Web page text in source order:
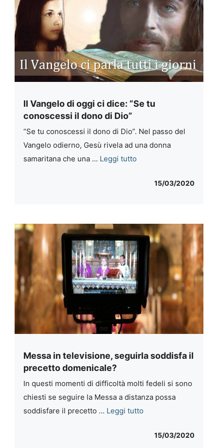
Il Vangelo di oggi ci dice: “Se tu
conoscessi il dono di Dio”
“Se tu conoscessi il dono di Dio”. Nel passo del
Vangelo odierno, Gesù rivela ad una donna
samaritana che una ... Leggi tutto
15/03/2020
Messa in televisione, seguirla soddisfa il
precetto domenicale?
In questi momenti di difficoltà molti fedeli si sono
chiesti se seguire la Messa a distanza possa
soddisfare il precetto ... Leggi tutto
15/03/2020